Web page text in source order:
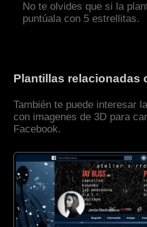
No te olvides que si la
puntúala con 5 estrellitas.
Plantillas relacionadas
También te puede interesar
con imagenes de 3D para
Facebook.